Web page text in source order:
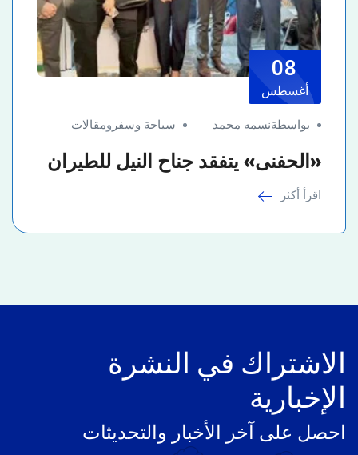
08
أغسطس
بواسطةنسمه محمد سياحة وسفر ومقالات
«الحفنى» يتفقد جناح النيل للطيران
اقرأ أكثر
الاشتراك في النشرة
الإخبارية
احصل على آخر الأخبار والتحديثات